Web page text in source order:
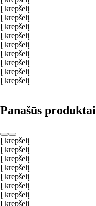
Į krepšelį
Į krepšelį
Į krepšelį
Į krepšelį
Į krepšelį
Į krepšelį
Į krepšelį
Į krepšelį
Į krepšelį
Panašūs produktai
Į krepšelį
Į krepšelį
Į krepšelį
Į krepšelį
Į krepšelį
Į krepšelį
Į krepšelį
Į krepšelį